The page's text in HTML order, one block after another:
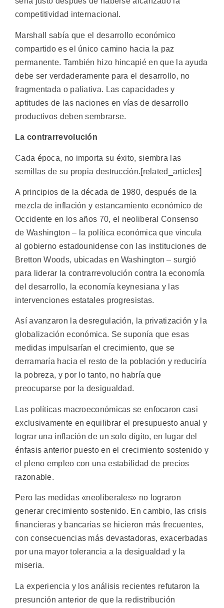
competitividad internacional.
Marshall sabía que el desarrollo económico
compartido es el único camino hacia la paz
permanente. También hizo hincapié en que la ayuda
debe ser verdaderamente para el desarrollo, no
fragmentada o paliativa. Las capacidades y
aptitudes de las naciones en vías de desarrollo
productivos deben sembrarse.
La contrarrevolución
Cada época, no importa su éxito, siembra las
semillas de su propia destrucción.[related_articles]
A principios de la década de 1980, después de la
mezcla de inflación y estancamiento económico de
Occidente en los años 70, el neoliberal Consenso
de Washington – la política económica que vincula
al gobierno estadounidense con las instituciones de
Bretton Woods, ubicadas en Washington – surgió
para liderar la contrarrevolución contra la economía
del desarrollo, la economía keynesiana y las
intervenciones estatales progresistas.
Así avanzaron la desregulación, la privatización y la
globalización económica. Se suponía que esas
medidas impulsarían el crecimiento, que se
derramaría hacia el resto de la población y reduciría
la pobreza, y por lo tanto, no habría que
preocuparse por la desigualdad.
Las políticas macroeconómicas se enfocaron casi
exclusivamente en equilibrar el presupuesto anual y
lograr una inflación de un solo dígito, en lugar del
énfasis anterior puesto en el crecimiento sostenido y
el pleno empleo con una estabilidad de precios
razonable.
Pero las medidas «neoliberales» no lograron
generar crecimiento sostenido. En cambio, las crisis
financieras y bancarias se hicieron más frecuentes,
con consecuencias más devastadoras, exacerbadas
por una mayor tolerancia a la desigualdad y la
miseria.
La experiencia y los análisis recientes refutaron la
presunción anterior de que la redistribución